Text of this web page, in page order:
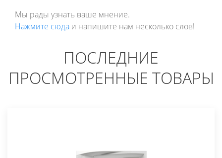
Мы рады узнать ваше мнение.
Нажмите сюда и напишите нам несколько слов!
ПОСЛЕДНИЕ
ПРОСМОТРЕННЫЕ ТОВАРЫ